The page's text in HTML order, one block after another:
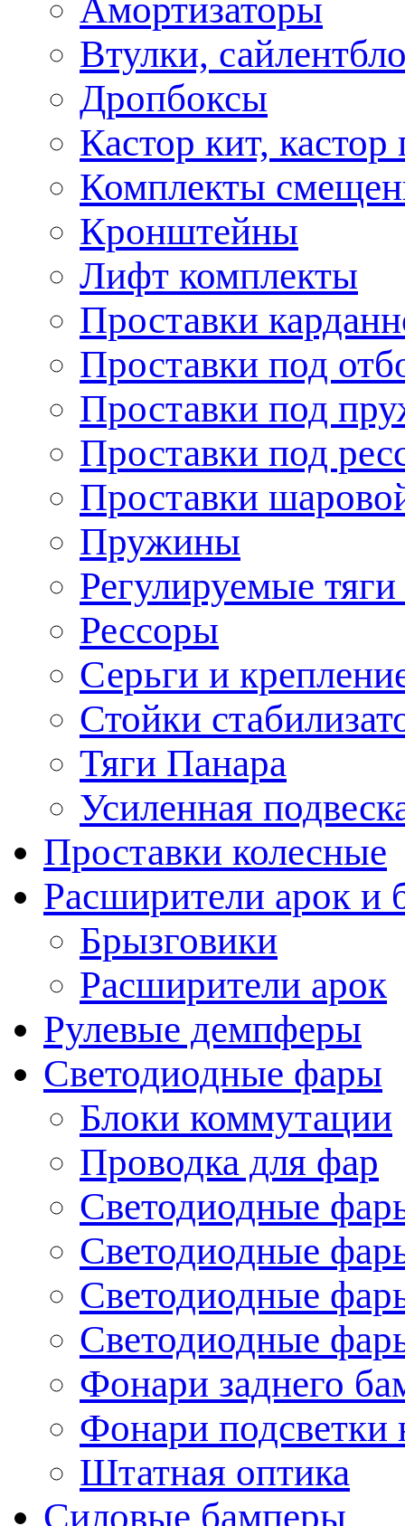
Амортизаторы
Втулки,
Дропбоксы
Кастор кит, кастор
Комплекты
Кронштейны
Лифт комплекты
Проставки
Проставки под
Проставки под
Проставки под
Проставки
Пружины
Регулируемые
Рессоры
Серьги и
Стойки
Тяги Панара
Усиленная
Проставки колесные
Расширители арок и
Брызговики
Расширители арок
Рулевые демпферы
Светодиодные фары
Блоки коммутации
Проводка для фар
Светодиодные
Светодиодные
Светодиодные
Светодиодные
Фонари заднего
Фонари подсветки
Штатная оптика
Силовые бамперы